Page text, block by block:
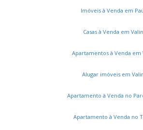
Chácara Areal
Imóveis à Venda em
Casas à Venda em
Apartamentos à Venda em
Alugar imóveis em
Apartamento à Venda no
Apartamento à Venda no